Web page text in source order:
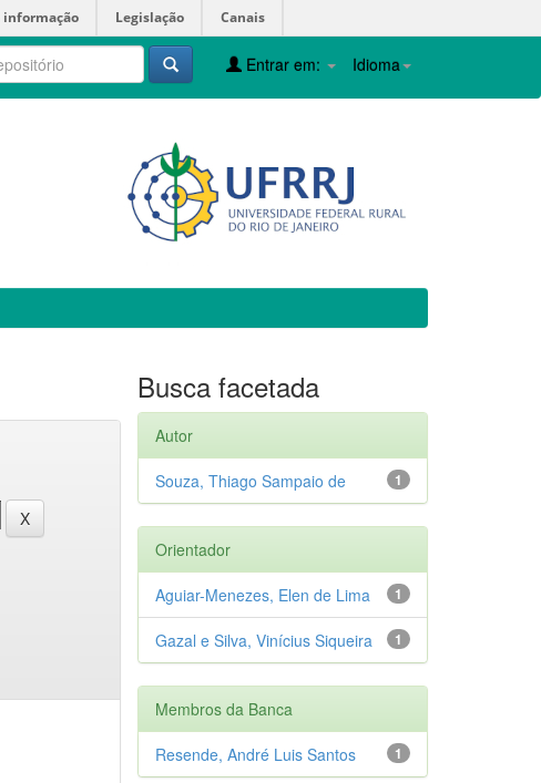
informação Legislação Canais
Idioma
Entrar em:
Busca facetada
Autor
1
Souza, Thiago Sampaio de
Orientador
1
Aguiar-Menezes, Elen de Lima
1
Gazal e Silva, Vinícius Siqueira
Membros da Banca
1
Resende, André Luis Santos